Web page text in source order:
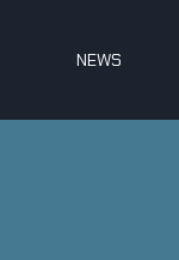
NEWS